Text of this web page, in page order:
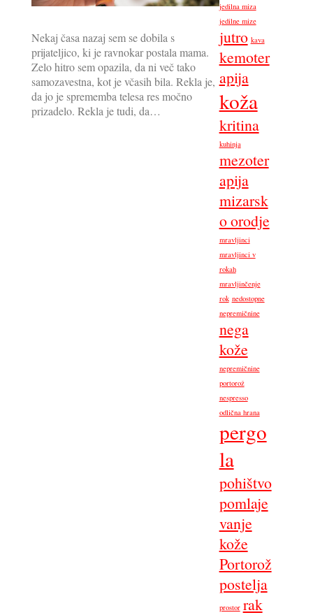
Nekaj časa nazaj sem se dobila s
prijateljico, ki je ravnokar postala mama.
Zelo hitro sem opazila, da ni več tako
samozavestna, kot je včasih bila. Rekla je,
da jo je sprememba telesa res močno
prizadelo. Rekla je tudi, da…
jedilna miza
jedilne mize
jutro kava
kemoter
apija
koža
kritina
kuhinja
mezoter
apija
mizarsk
o orodje
mravljinci
mravljinci v
rokah
mravljinčenje
rok nedostopne
nepremičnine
nega
kože
nepremičnine
portorož
nespresso
odlična hrana
pergo
la
pohištvo
pomlaje
vanje
kože
Portorož
postelja
prostor rak